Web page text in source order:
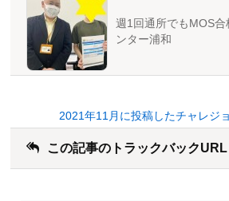
週1回通所でもMOS
ンター浦和
2021年11月に投稿したチャレジ
この記事のトラックバックURL